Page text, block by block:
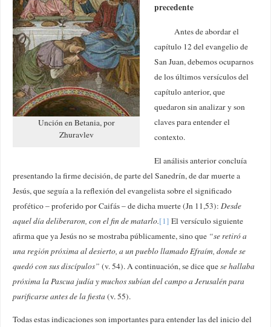
Unción en Betania, por
Zhuravlev
precedente
Antes de abordar el
capítulo 12 del evangelio de
San Juan, debemos ocuparnos
de los últimos versículos del
capítulo anterior, que
quedaron sin analizar y son
claves para entender el
contexto.
El análisis anterior concluía
presentando la firme decisión, de parte del Sanedrín, de dar muerte a
Jesús, que seguía a la reflexión del evangelista sobre el significado
profético – proferido por Caifás – de dicha muerte (Jn 11,53): Desde
aquel día deliberaron, con el fin de matarlo.[1] El versículo siguiente
afirma que ya Jesús no se mostraba públicamente, sino que “se retiró a
una región próxima al desierto, a un pueblo llamado Efraím, donde se
quedó con sus discípulos” (v. 54). A continuación, se dice quese hallaba
próxima la Pascua judía y muchos subían del campo a Jerusalén para
purificarse antes de la fiesta(v. 55).
Todas estas indicaciones son importantes para entender las del inicio del